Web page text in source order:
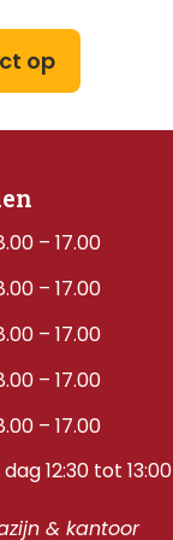
op
– 17.00
– 17.00
– 17.00
– 17.00
– 17.00
12:30 tot 13:00
& kantoor